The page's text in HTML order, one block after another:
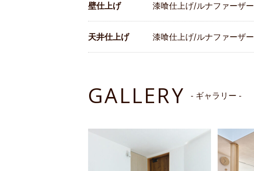
壁仕上げ 漆喰仕上げ/ルナファーザー
天井仕上げ 漆喰仕上げ/ルナファーザー
GALLERY - ギャラリー -